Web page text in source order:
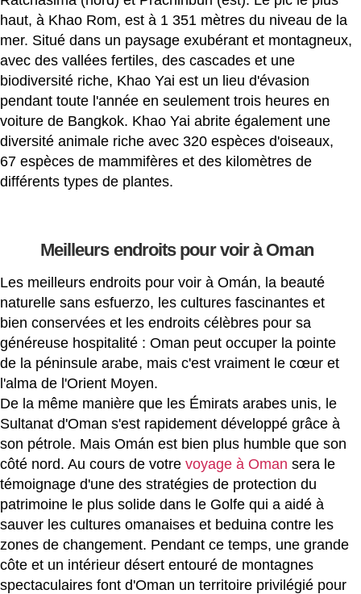
haut, à Khao Rom, est à 1 351 mètres du niveau de la
mer. Situé dans un paysage exubérant et montagneux,
avec des vallées fertiles, des cascades et une
biodiversité riche, Khao Yai est un lieu d'évasion
pendant toute l'année en seulement trois heures en
voiture de Bangkok. Khao Yai abrite également une
diversité animale riche avec 320 espèces d'oiseaux,
67 espèces de mammifères et des kilomètres de
différents types de plantes.
Meilleurs endroits pour voir à Oman
Les meilleurs endroits pour voir à Omán, la beauté
naturelle sans esfuerzo, les cultures fascinantes et
bien conservées et les endroits célèbres pour sa
généreuse hospitalité : Oman peut occuper la pointe
de la péninsule arabe, mais c'est vraiment le cœur et
l'alma de l'Orient Moyen.
De la même manière que les Émirats arabes unis, le
Sultanat d'Oman s'est rapidement développé grâce à
son pétrole. Mais Omán est bien plus humble que son
côté nord. Au cours de votre voyage à Oman sera le
témoignage d'une des stratégies de protection du
patrimoine le plus solide dans le Golfe qui a aidé à
sauver les cultures omanaises et beduina contre les
zones de changement. Pendant ce temps, une grande
côte et un intérieur désert entouré de montagnes
spectaculaires font d'Oman un territoire privilégié pour